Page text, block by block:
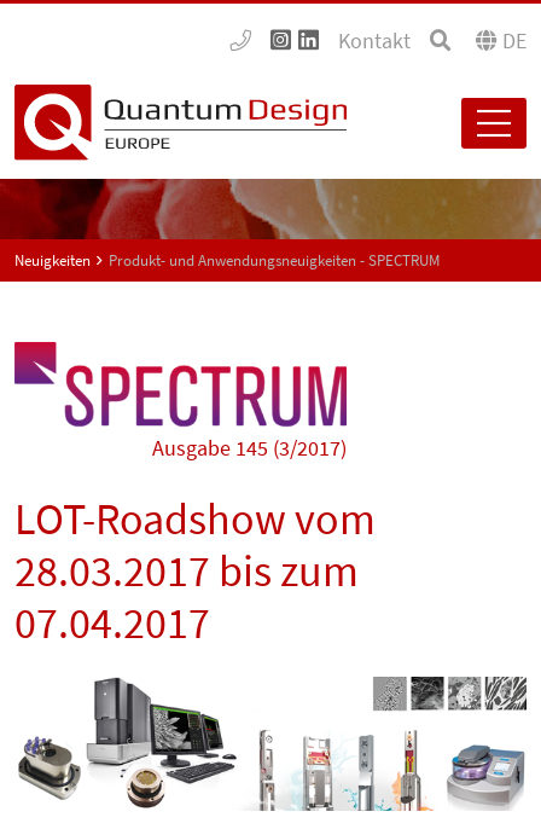
Kontakt DE
Neuigkeiten Produkt- und Anwendungsneuigkeiten - SPECTRUM
Ausgabe 145 (3/2017)
LOT-Roadshow vom
28.03.2017 bis zum
07.04.2017